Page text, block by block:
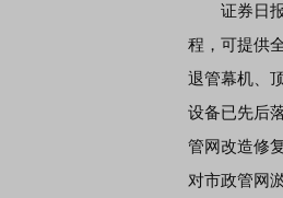
证券日报
程，可提供
退管幕机、
设备已先后
管网改造修
对市政管网